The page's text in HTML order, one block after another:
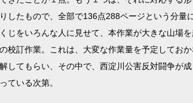
たもので、全部で136点288ページという分量
をいろんな人に見せて、本作業が大きな山場
訂作業。これは、大変な作業量を予定してお
てもらい、その中で、西淀川公害反対闘争が
ている次第。